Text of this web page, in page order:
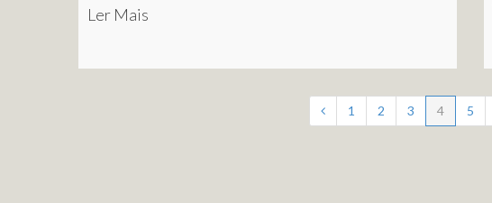
Ler Mais
1 2 3 4 5